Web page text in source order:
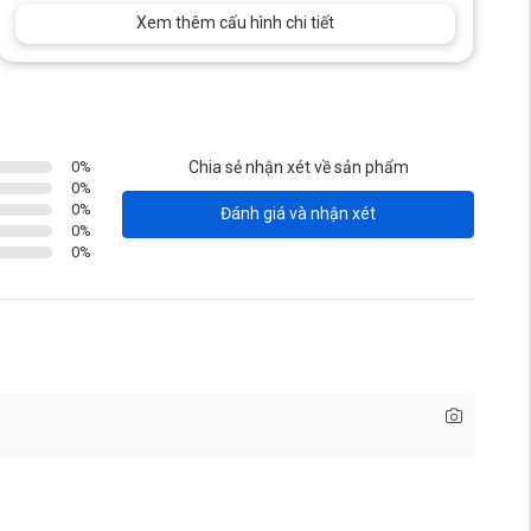
Xem thêm cấu hình chi tiết
0%
0%
0%
0%
0%
Chia sẻ nhận xét về sản phẩm
Đánh giá và nhận xét